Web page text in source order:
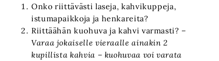
Onko riittävästi laseja, kahvikuppeja,
istumapaikkoja ja henkareita?
Riittäähän kuohuva ja kahvi varmasti? –
Varaa jokaiselle vieraalle ainakin 2
kupillista kahvia – kuohuvaa voi varata